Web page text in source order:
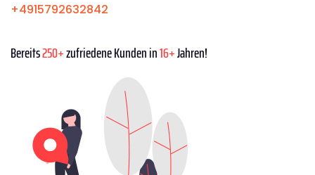
+4915792632842
Bereits250+zufriedene Kunden in16+Jahren!